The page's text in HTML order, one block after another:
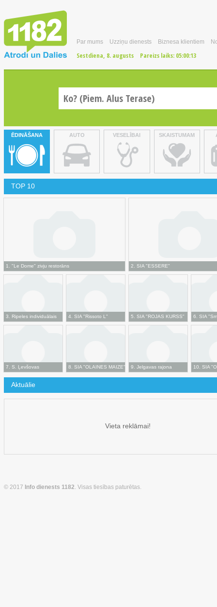
Par mums Uzziņu dienests Biznesa klientiem
Sestdiena, 8. augusts Pareizs laiks: 05:00:14
ĒDINĀŠANA AUTO VESELĪBAI SKAISTUMAM
TOP 10
1 "Le Dome" zivju restorāns 2 SIA "ESSERE"
3
Ripeles individuālais
uzņēmums
4 SIA "Rissoto L" 5 SIA "ROJAS KURSS" 6 SIA
7
S. Ļevšovas
individuālais uzņēmums
"S.L."
8 SIA "OLAINES MAIZE" 9
Jelgavas rajona
Upneres individuālais
10 SIA
Aktuālie
Vieta reklāmai!
© 2017 Info dienests 1182. Visas tiesības paturētas.